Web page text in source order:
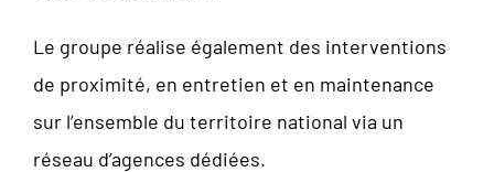
Le groupe réalise également des interventions
de proximité, en entretien et en maintenance
sur l’ensemble du territoire national via un
réseau d’agences dédiées.